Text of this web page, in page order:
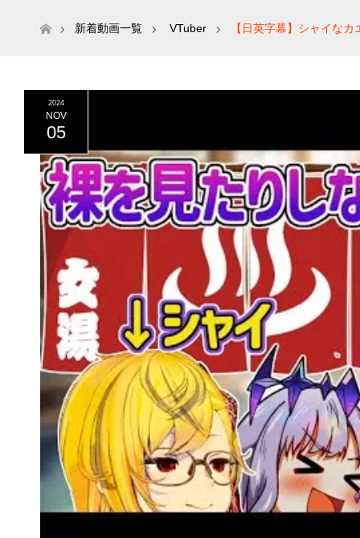
ホーム新着動画一覧 VTuber 【日英字幕】シャイな
2024
NOV
05